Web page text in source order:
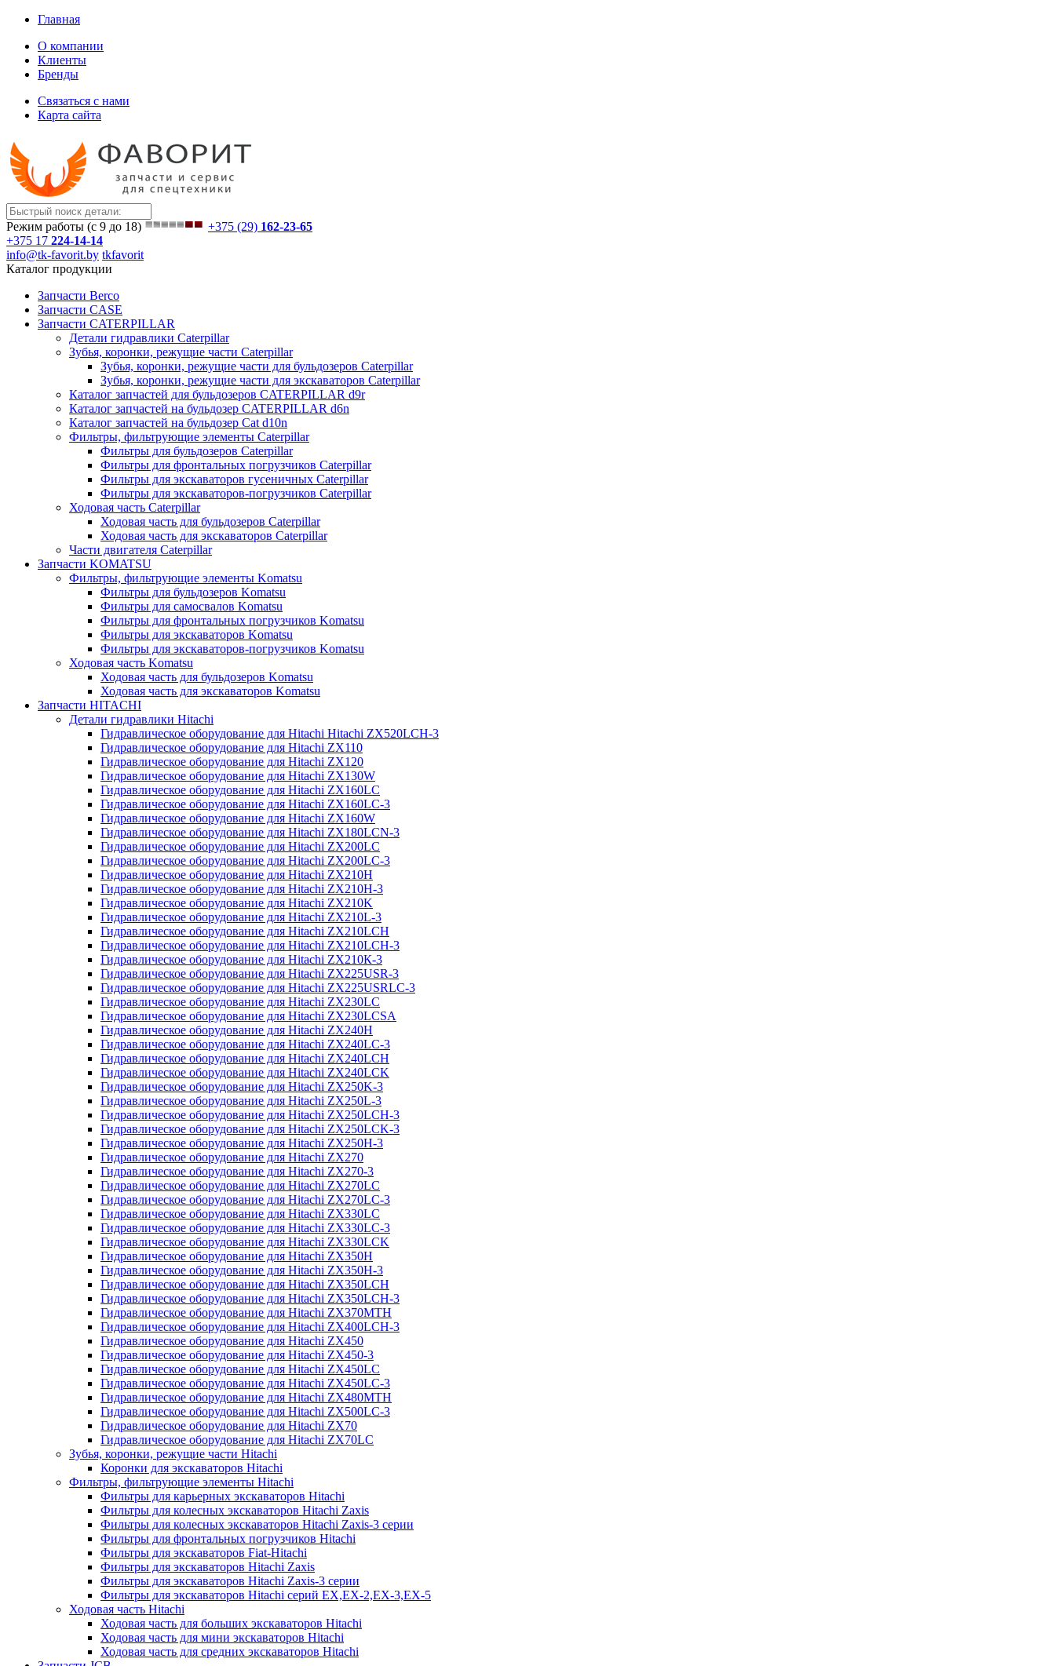
Главная
О компании
Клиенты
Бренды
Связаться с нами
Карта сайта
Режим работы (с 9 до 18) +375 (29) 162-23-65
+375 17 224-14-14
info@tk-favorit.by tkfavorit
Каталог продукции
Запчасти Berco
Запчасти CASE
Запчасти CATERPILLAR
Детали гидравлики Caterpillar
Зубья, коронки, режущие части Caterpillar
Зубья, коронки, режущие части для бульдозеров Caterpillar
Зубья, коронки, режущие части для экскаваторов Caterpillar
Каталог запчастей для бульдозеров CATERPILLAR d9r
Каталог запчастей на бульдозер CATERPILLAR d6n
Каталог запчастей на бульдозер Сat d10n
Фильтры, фильтрующие элементы Caterpillar
Фильтры для бульдозеров Caterpillar
Фильтры для фронтальных погрузчиков Caterpillar
Фильтры для экскаваторов гусеничных Caterpillar
Фильтры для экскаваторов-погрузчиков Caterpillar
Ходовая часть Caterpillar
Ходовая часть для бульдозеров Caterpillar
Ходовая часть для экскаваторов Caterpillar
Части двигателя Caterpillar
Запчасти KOMATSU
Фильтры, фильтрующие элементы Komatsu
Фильтры для бульдозеров Komatsu
Фильтры для самосвалов Komatsu
Фильтры для фронтальных погрузчиков Komatsu
Фильтры для экскаваторов Komatsu
Фильтры для экскаваторов-погрузчиков Komatsu
Ходовая часть Komatsu
Ходовая часть для бульдозеров Komatsu
Ходовая часть для экскаваторов Komatsu
Запчасти HITACHI
Детали гидравлики Hitachi
Гидравлическое оборудование для Hitachi Hitachi ZX520LCH-3
Гидравлическое оборудование для Hitachi ZX110
Гидравлическое оборудование для Hitachi ZX120
Гидравлическое оборудование для Hitachi ZX130W
Гидравлическое оборудование для Hitachi ZX160LC
Гидравлическое оборудование для Hitachi ZX160LC-3
Гидравлическое оборудование для Hitachi ZX160W
Гидравлическое оборудование для Hitachi ZX180LCN-3
Гидравлическое оборудование для Hitachi ZX200LC
Гидравлическое оборудование для Hitachi ZX200LC-3
Гидравлическое оборудование для Hitachi ZX210H
Гидравлическое оборудование для Hitachi ZX210H-3
Гидравлическое оборудование для Hitachi ZX210K
Гидравлическое оборудование для Hitachi ZX210L-3
Гидравлическое оборудование для Hitachi ZX210LCH
Гидравлическое оборудование для Hitachi ZX210LCH-3
Гидравлическое оборудование для Hitachi ZX210К-3
Гидравлическое оборудование для Hitachi ZX225USR-3
Гидравлическое оборудование для Hitachi ZX225USRLC-3
Гидравлическое оборудование для Hitachi ZX230LC
Гидравлическое оборудование для Hitachi ZX230LCSA
Гидравлическое оборудование для Hitachi ZX240H
Гидравлическое оборудование для Hitachi ZX240LC-3
Гидравлическое оборудование для Hitachi ZX240LCH
Гидравлическое оборудование для Hitachi ZX240LCK
Гидравлическое оборудование для Hitachi ZX250K-3
Гидравлическое оборудование для Hitachi ZX250L-3
Гидравлическое оборудование для Hitachi ZX250LCH-3
Гидравлическое оборудование для Hitachi ZX250LCK-3
Гидравлическое оборудование для Hitachi ZX250Н-3
Гидравлическое оборудование для Hitachi ZX270
Гидравлическое оборудование для Hitachi ZX270-3
Гидравлическое оборудование для Hitachi ZX270LC
Гидравлическое оборудование для Hitachi ZX270LC-3
Гидравлическое оборудование для Hitachi ZX330LC
Гидравлическое оборудование для Hitachi ZX330LC-3
Гидравлическое оборудование для Hitachi ZX330LCK
Гидравлическое оборудование для Hitachi ZX350H
Гидравлическое оборудование для Hitachi ZX350H-3
Гидравлическое оборудование для Hitachi ZX350LCH
Гидравлическое оборудование для Hitachi ZX350LCH-3
Гидравлическое оборудование для Hitachi ZX370MTH
Гидравлическое оборудование для Hitachi ZX400LCH-3
Гидравлическое оборудование для Hitachi ZX450
Гидравлическое оборудование для Hitachi ZX450-3
Гидравлическое оборудование для Hitachi ZX450LC
Гидравлическое оборудование для Hitachi ZX450LC-3
Гидравлическое оборудование для Hitachi ZX480MTH
Гидравлическое оборудование для Hitachi ZX500LC-3
Гидравлическое оборудование для Hitachi ZX70
Гидравлическое оборудование для Hitachi ZX70LC
Зубья, коронки, режущие части Hitachi
Коронки для экскаваторов Hitachi
Фильтры, фильтрующие элементы Hitachi
Фильтры для карьерных экскаваторов Hitachi
Фильтры для колесных экскаваторов Hitachi Zaxis
Фильтры для колесных экскаваторов Hitachi Zaxis-3 серии
Фильтры для фронтальных погрузчиков Hitachi
Фильтры для экскаваторов Fiat-Hitachi
Фильтры для экскаваторов Hitachi Zaxis
Фильтры для экскаваторов Hitachi Zaxis-3 серии
Фильтры для экскаваторов Hitachi серий EX,EX-2,EX-3,EX-5
Ходовая часть Hitachi
Ходовая часть для больших экскаваторов Hitachi
Ходовая часть для мини экскаваторов Hitachi
Ходовая часть для средних экскаваторов Hitachi